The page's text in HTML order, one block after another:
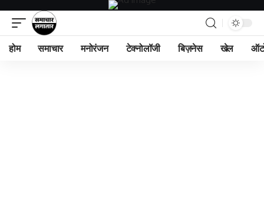
होम समाचार मनोरंजन टेक्नोलॉजी बिज़नेस खेल